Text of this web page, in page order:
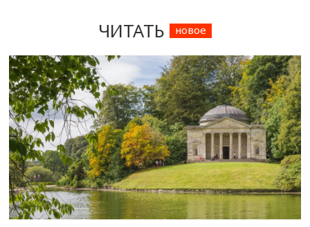
ЧИТАТЬ новое